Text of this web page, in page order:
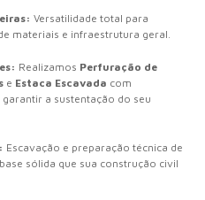
Versatilidade total para
materiais e infraestrutura geral.
Realizamos Perfuração de
e Estaca Escavada com
a sustentação do seu
Escavação e preparação técnica de
sólida que sua construção civil